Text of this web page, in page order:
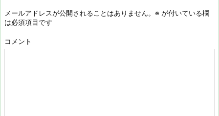
メールアドレスが公開されることはありません。 ※ が付いている欄
は必須項目です
コメント